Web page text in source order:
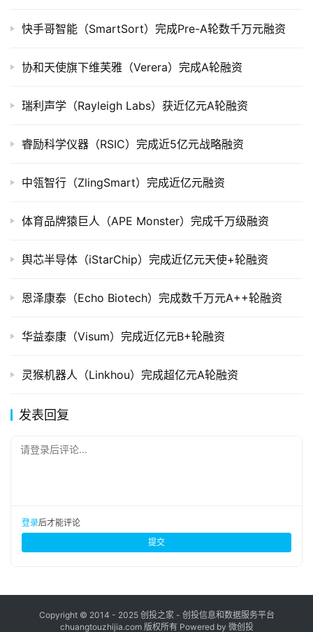
上
投
数
业
院
快手哥智能（SmartSort）完成Pre-A轮数千万元融资
协和天使旗下维芙雅（Verera）完成A轮融资
瑞利声学（Rayleigh Labs）获近亿元A轮融资
睿励科学仪器（RSIC）完成近5亿元战略融资
中瓴智行（ZlingSmart）完成近亿元融资
体育品牌猿巨人（APE Monster）完成千万级融资
舆芯半导体（iStarChip）完成近亿元天使+轮融资
恩泽康泰（Echo Biotech）完成数千万元A++轮融资
华益泰康（Visum）完成近亿元B+轮融资
灵猴机器人（Linkhou）完成超亿元A轮融资
发表回复
请登录后评论...
登录后才能评论
提交
Copyright © 2014 - 2025 创投之家 - 创投信息和数据服务平台
chuangtouzhijia.com 版权所有 Powered by 微创投